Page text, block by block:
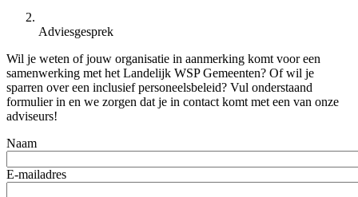
Adviesgesprek
Wil je weten of jouw organisatie in aanmerking komt voor een
samenwerking met het Landelijk WSP Gemeenten? Of wil je
sparren over een inclusief personeelsbeleid? Vul onderstaand
formulier in en we zorgen dat je in contact komt met een van onze
adviseurs!
Naam
E-mailadres